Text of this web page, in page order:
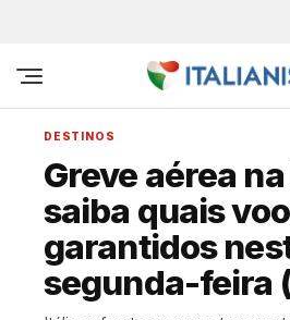
DESTINOS
Greve aérea
saiba quais
garantidos
segunda-feira